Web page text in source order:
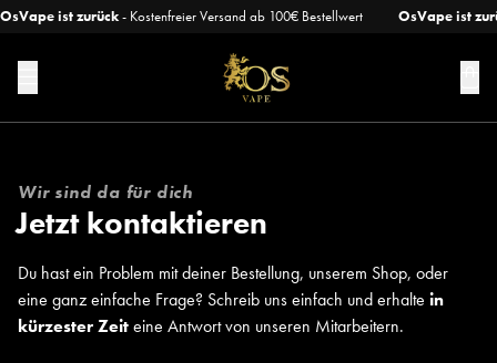
OsVape ist zurück- Kostenfreier Versand ab 100€ Bestellwert OsVape ist
Wir sind da für dich
Jetzt kontaktieren
Du hast ein Problem mit deiner Bestellung, unserem Shop, oder
eine ganz einfache Frage? Schreib uns einfach und erhalte in
kürzester Zeiteine Antwort von unseren Mitarbeitern.